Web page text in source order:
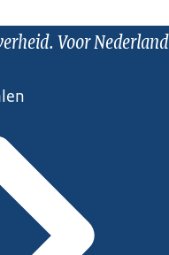
Voor Nederland